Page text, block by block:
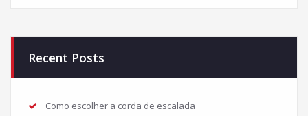
Recent Posts
Como escolher a corda de escalada